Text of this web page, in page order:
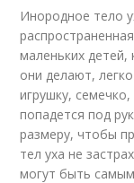
Инородное тело
маленьких
они делают,
игрушку,
попадется под
размеру, чтобы
тел уха не
могут быть